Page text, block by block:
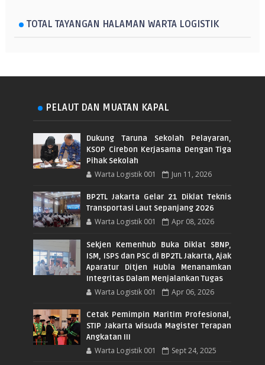
TOTAL TAYANGAN HALAMAN WARTA LOGISTIK
PELAUT DAN MUATAN KAPAL
Dukung Taruna Sekolah Pelayaran,
KSOP Cirebon Kerjasama Dengan Tiga
Pihak Sekolah
Warta Logistik 001 Jun 11, 2026
BP2TL Jakarta Gelar 21 Diklat Teknis
Transportasi Laut Sepanjang 2026
Warta Logistik 001 Apr 08, 2026
Sekjen Kemenhub Buka Diklat SBNP,
ISM, ISPS dan PSC di BP2TL Jakarta, Ajak
Aparatur Ditjen Hubla Menanamkan
Integritas Dalam Menjalankan Tugas
Warta Logistik 001 Apr 06, 2026
Cetak Pemimpin Maritim Profesional,
STIP Jakarta Wisuda Magister Terapan
Angkatan III
Warta Logistik 001 Sept 24, 2025